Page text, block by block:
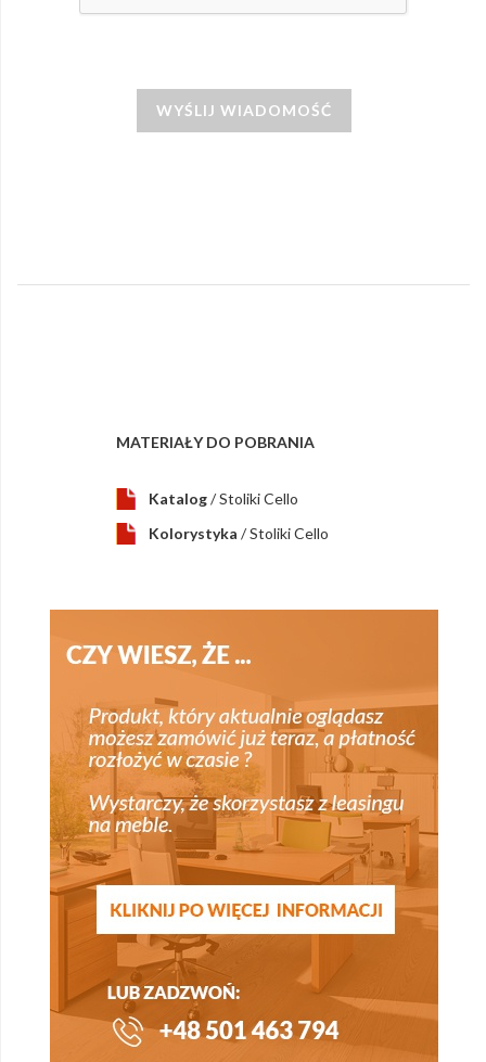
WYŚLIJ WIADOMOŚĆ
MATERIAŁY DO POBRANIA
Katalog/ Stoliki Cello
Kolorystyka / Stoliki Cello